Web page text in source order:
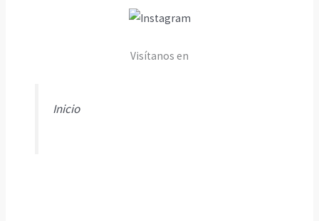
Visítanos en
Inicio